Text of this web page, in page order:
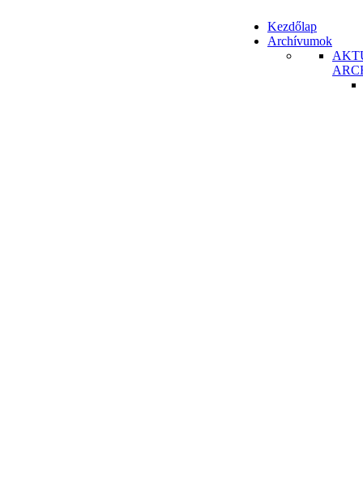
Kezdőlap
Archívumok